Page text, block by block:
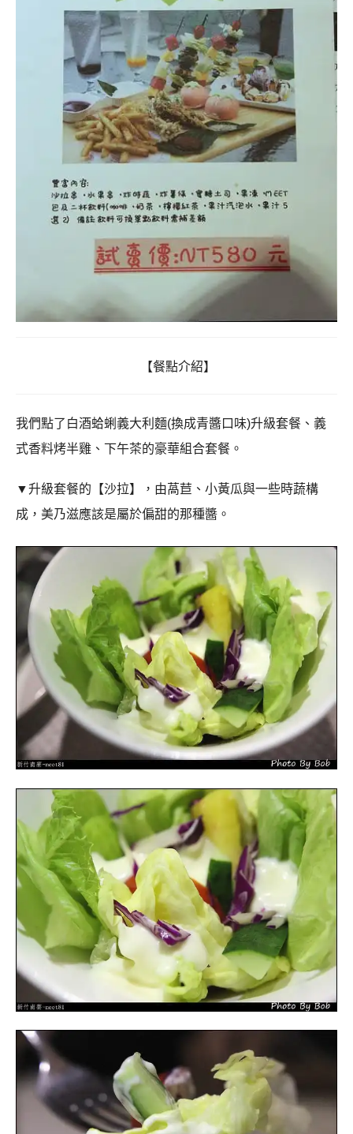
【餐點介紹】
我們點了白酒蛤蜊義大利麵(換成青醬口味)升級套餐 、 義
式香料烤半雞 、 下午茶的豪華組合套餐。
▼升級套餐的 【沙拉】，由萵苣 、小黃瓜與一些時蔬構
成，美乃滋應該是屬於偏甜的那種醬。